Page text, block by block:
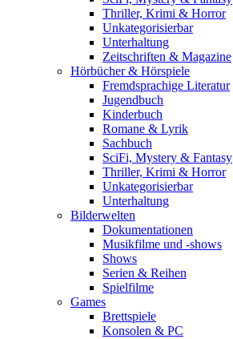
Thriller, Krimi & Horror
Unkategorisierbar
Unterhaltung
Zeitschriften & Magazine
Hörbücher & Hörspiele
Fremdsprachige Literatur
Jugendbuch
Kinderbuch
Romane & Lyrik
Sachbuch
SciFi, Mystery & Fantasy
Thriller, Krimi & Horror
Unkategorisierbar
Unterhaltung
Bilderwelten
Dokumentationen
Musikfilme und -shows
Shows
Serien & Reihen
Spielfilme
Games
Brettspiele
Konsolen & PC